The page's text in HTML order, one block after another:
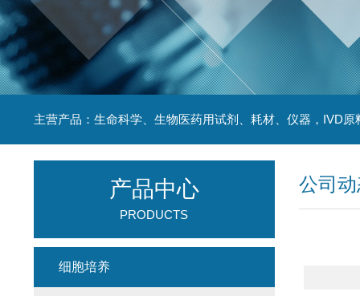
主营产品：生命科学、生物医药用试剂、耗材、仪器，IVD原
公司
产品中心
PRODUCTS
细胞培养